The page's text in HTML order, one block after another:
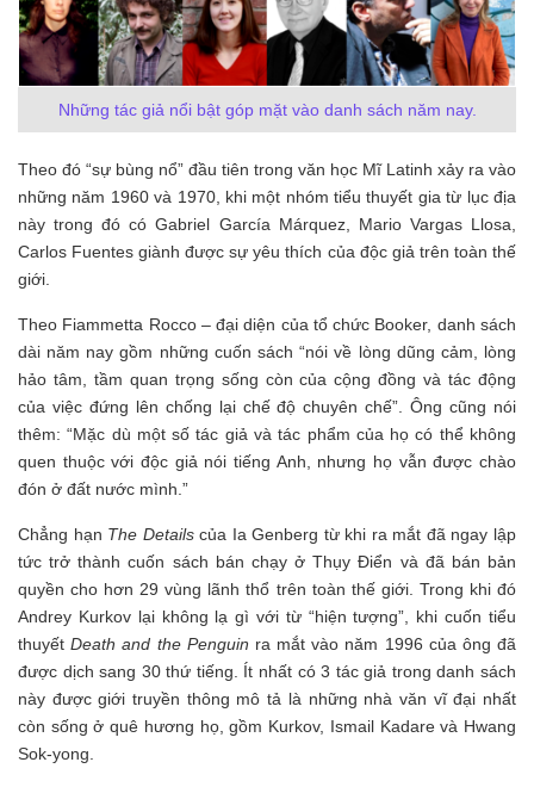
Những tác giả nổi bật góp mặt vào danh sách năm nay.
Theo đó “sự bùng nổ” đầu tiên trong văn học Mĩ Latinh xảy ra vào
những năm 1960 và 1970, khi một nhóm tiểu thuyết gia từ lục địa
này trong đó có Gabriel García Márquez, Mario Vargas Llosa,
Carlos Fuentes giành được sự yêu thích của độc giả trên toàn thế
giới.
Theo Fiammetta Rocco – đại diện của tổ chức Booker, danh sách
dài năm nay gồm những cuốn sách “nói về lòng dũng cảm, lòng
hảo tâm, tầm quan trọng sống còn của cộng đồng và tác động
của việc đứng lên chống lại chế độ chuyên chế”. Ông cũng nói
thêm: “Mặc dù một số tác giả và tác phẩm của họ có thể không
quen thuộc với độc giả nói tiếng Anh, nhưng họ vẫn được chào
đón ở đất nước mình.”
Chẳng hạn The Detailscủa Ia Genberg từ khi ra mắt đã ngay lập
tức trở thành cuốn sách bán chạy ở Thụy Điển và đã bán bản
quyền cho hơn 29 vùng lãnh thổ trên toàn thế giới. Trong khi đó
Andrey Kurkov lại không lạ gì với từ “hiện tượng”, khi cuốn tiểu
thuyếtDeath and the Penguin ra mắt vào năm 1996 của ông đã
được dịch sang 30 thứ tiếng. Ít nhất có 3 tác giả trong danh sách
này được giới truyền thông mô tả là những nhà văn vĩ đại nhất
còn sống ở quê hương họ, gồm Kurkov, Ismail Kadare và Hwang
Sok-yong.